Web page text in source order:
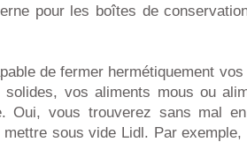
pour les boîtes de
de fermer hermétiquement
vos aliments mous ou
Oui, vous trouverez sans mal
mettre sous vide Lidl. Par